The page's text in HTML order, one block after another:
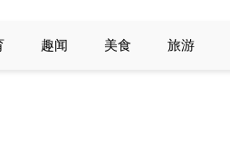
趣闻 美食 旅游